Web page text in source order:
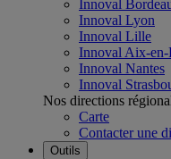
Innoval
Innoval Lyon
Innoval Lille
Innoval Aix-en-
Innoval Nantes
Innoval
Nos directions
Carte
Contacter une
Outils